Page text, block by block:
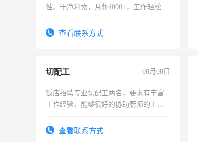
性、干净利索，月薪4000+，工作轻松，
太太等。查看联系方式
切配工 08月08日
饭店招聘专业切配工两名，要求有丰富
工作经验，能够很好的协助厨师的工
4500。查看联系方式